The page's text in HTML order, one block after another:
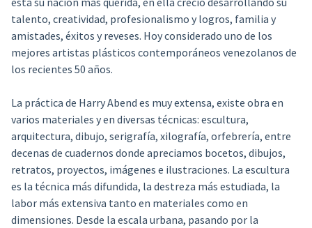
talento, creatividad, profesionalismo y logros, familia y
amistades, éxitos y reveses. Hoy considerado uno de los
mejores artistas plásticos contemporáneos venezolanos de
los recientes 50 años.
La práctica de Harry Abend es muy extensa, existe obra en
varios materiales y en diversas técnicas: escultura,
arquitectura, dibujo, serigrafía, xilografía, orfebrería, entre
decenas de cuadernos donde apreciamos bocetos, dibujos,
retratos, proyectos, imágenes e ilustraciones. La escultura
es la técnica más difundida, la destreza más estudiada, la
labor más extensiva tanto en materiales como en
dimensiones. Desde la escala urbana, pasando por la